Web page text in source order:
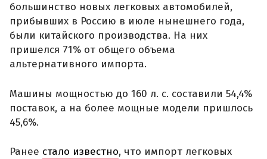
большинство новых легковых автомобилей,
прибывших в Россию в июле нынешнего года,
были китайского производства. На них
пришелся 71% от общего объема
альтернативного импорта.
Машины мощностью до 160 л. с. составили 54,4%
поставок, а на более мощные модели пришлось
45,6%.
Ранее стало известно, что импорт легковых